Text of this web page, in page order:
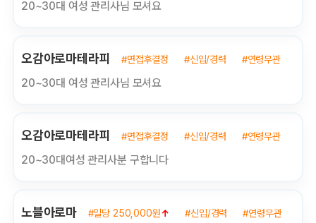
20~30대 여성 관리사님 모셔요
오감아로마테라피 #면접후결정 #신입/경력 #연령무관
20~30대 여성 관리사님 모셔요
오감아로마테라피 #면접후결정 #신입/경력 #연령무관
20~30대여성 관리사분 구합니다
노블아로마 #일당 250,000원↑ #신입/경력 #연령무관